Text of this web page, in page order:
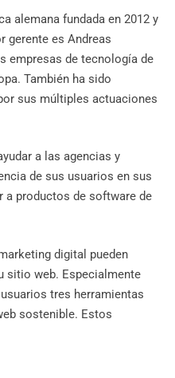
alemana fundada en 2012 y
gerente es Andreas
empresas de tecnología de
También ha sido
sus múltiples actuaciones
a las agencias y
de sus usuarios en sus
a productos de software de
digital pueden
sitio web. Especialmente
tres herramientas
sostenible. Estos